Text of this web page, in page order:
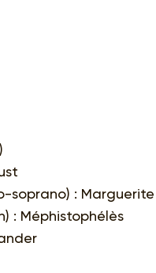
soprano) : Marguerite
: Méphistophélès